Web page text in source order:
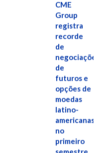
CME
Group
registra
recorde
de
negociações
de
futuros e
opções de
moedas
latino-
americanas
no
primeiro